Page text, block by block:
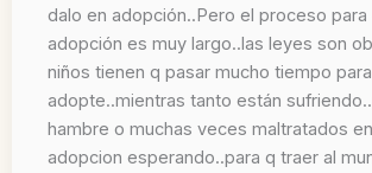
dalo en adopción..Pero el proceso para
adopción es muy largo..las leyes son
niños tienen q pasar mucho tiempo
adopte..mientras tanto están
hambre o muchas veces maltratados
adopcion esperando..para q traer al